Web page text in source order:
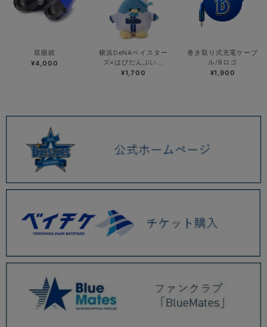
双眼鏡
¥4,000
横浜DeNAベイスター
ズ×はぴだんぶい...
¥1,700
巻き取り式充電ケーブ
ル/Bロゴ
¥1,900